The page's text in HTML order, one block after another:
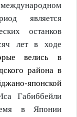
является
останков
летв ходе
велись в
района в
японской
Габиббейли
в Японии